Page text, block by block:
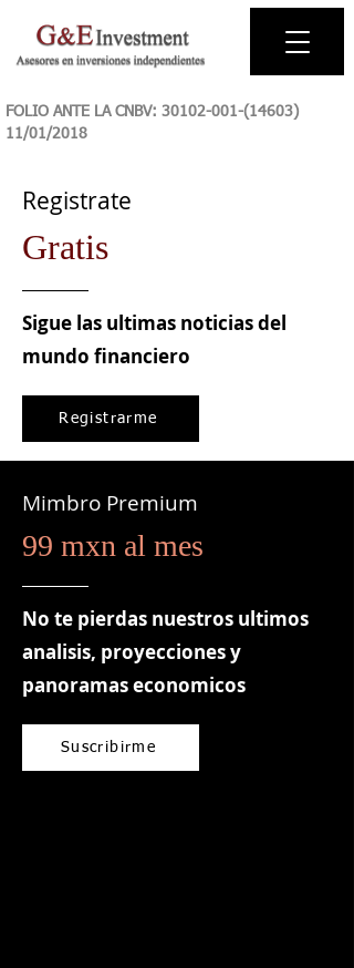
FOLIO ANTE LA CNBV: 30102-001-(14603)
11/01/2018
Registrate
Gratis
Sigue las ultimas noticias del
mundo financiero
Registrarme
Mimbro Premium
99 mxn al mes
No te pierdas nuestros ultimos
analisis, proyecciones y
panoramas economicos
Suscribirme